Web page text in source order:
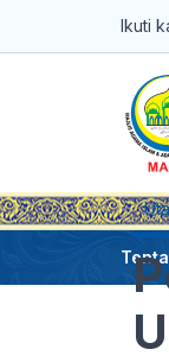
Ikuti